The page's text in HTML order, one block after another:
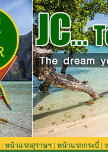
| หน้าแรกสุราษฯ | หน้าแรกกระบี่ |